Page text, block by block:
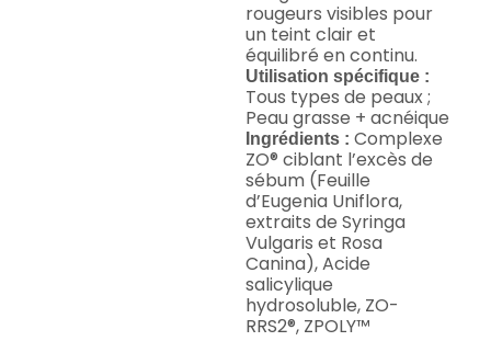
rougeurs visibles pour
un teint clair et
équilibré en continu.
Utilisation spécifique :
Tous types de peaux ;
Peau grasse + acnéique
Ingrédients : Complexe
ZO® ciblant l’excès de
sébum (Feuille
d’Eugenia Uniflora,
extraits de Syringa
Vulgaris et Rosa
Canina), Acide
salicylique
hydrosoluble, ZO-
RRS2®, ZPOLY™